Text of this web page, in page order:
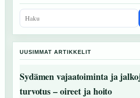
UUSIMMAT ARTIKKELIT
Sydämen vajaatoiminta ja
turvotus – oireet ja hoito